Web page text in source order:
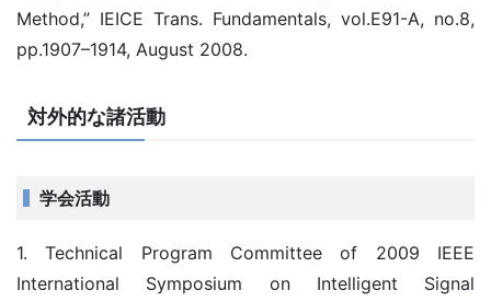
Method,” IEICE Trans. Fundamentals, vol.E91-A, no.8,
pp.1907–1914, August 2008.
対外的な諸活動
学会活動
1. Technical Program Committee of 2009 IEEE
International Symposium on Intelligent Signal